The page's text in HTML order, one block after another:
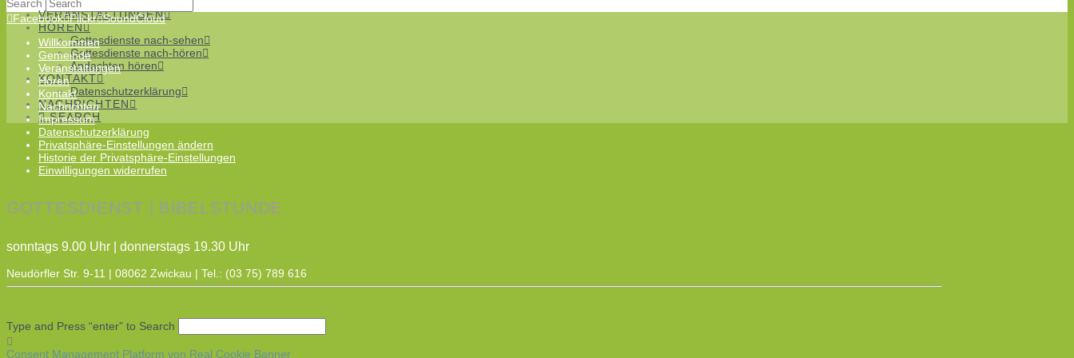
VERANSTALTUNGEN
HÖREN
Gottesdienste nach-sehen
Gottesdienste nach-hören
Andachten hören
KONTAKT
Datenschutzerklärung
NACHRICHTEN
SEARCH
Search
Facebook Flickr SoundCloud
Willkommen
Gemeinde
Veranstaltungen
Hören
Kontakt
Nachrichten
Impressum
Datenschutzerklärung
Privatsphäre-Einstellungen ändern
Historie der Privatsphäre-Einstellungen
Einwilligungen widerrufen
GOTTESDIENST | BIBELSTUNDE
sonntags 9.00 Uhr | donnerstags 19.30 Uhr
Neudörfler Str. 9-11 | 08062 Zwickau | Tel.: (03 75) 789 616
Type and Press “enter” to Search
Consent Management Platform von Real Cookie Banner